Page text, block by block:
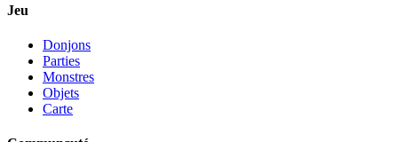
Jeu
Donjons
Parties
Monstres
Objets
Carte